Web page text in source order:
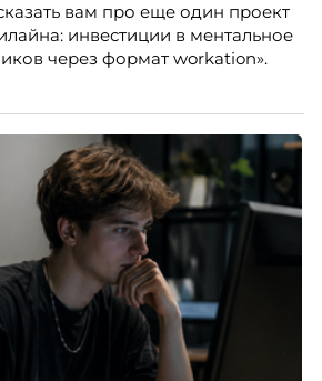
лектор НИУ ВШЭ и
«Дао женской карьеры».
вам про еще один проект
инвестиции в ментальное
через формат workation».